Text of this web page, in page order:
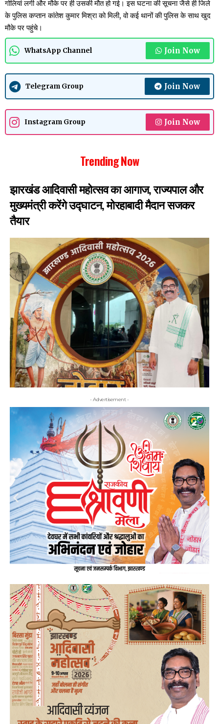
गोलियां लगी और मौके पर ही उसकी मौत हो गई। इस घटना की सूचना जैसे ही जिले
के पुलिस कप्तान कांतेश कुमार मिश्रा को मिली, वो कई थानों की पुलिस के साथ खुद
मौके पर पहुंचे।
WhatsApp Channel Join Now
Telegram Group Join Now
Instagram Group Join Now
Trending Now
झारखंड आदिवासी महोत्सव का आगाज, राज्यपाल और
मुख्यमंत्री करेंगे उद्घाटन, मोरहाबादी मैदान सजकर
तैयार
- Advertisement -